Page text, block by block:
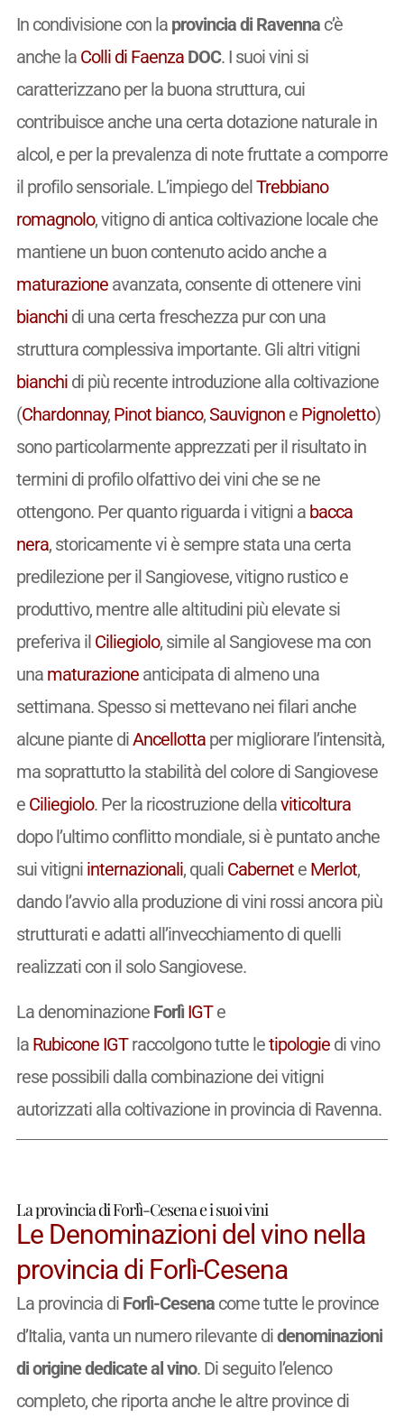
In condivisione con laprovincia di Ravennac’è
anche la Colli di FaenzaDOC. I suoi vini si
caratterizzano per la buona struttura, cui
contribuisce anche una certa dotazione naturale in
alcol, e per la prevalenza di note fruttate a comporre
il profilo sensoriale. L’impiego delTrebbiano
romagnolo, vitigno di antica coltivazione locale che
mantiene un buon contenuto acido anche a
maturazioneavanzata, consente di ottenere vini
bianchidi una certa freschezza pur con una
struttura complessiva importante. Gli altri vitigni
bianchidi più recente introduzione alla coltivazione
(Chardonnay, Pinot bianco,Sauvignone Pignoletto)
sono particolarmente apprezzati per il risultato in
termini di profilo olfattivo dei vini che se ne
ottengono. Per quanto riguarda i vitigni a bacca
nera, storicamente vi è sempre stata una certa
predilezione per il Sangiovese, vitigno rustico e
produttivo, mentre alle altitudini più elevate si
preferiva il Ciliegiolo, simile al Sangiovese ma con
una maturazioneanticipata di almeno una
settimana. Spesso si mettevano nei filari anche
alcune piante diAncellottaper migliorare l’intensità,
ma soprattutto la stabilità del colore di Sangiovese
e Ciliegiolo. Per la ricostruzione dellaviticoltura
dopo l’ultimo conflitto mondiale, si è puntato anche
sui vitigni internazionali, quali Cabernete Merlot,
dando l’avvio alla produzione di vini rossi ancora più
strutturati e adatti all’invecchiamento di quelli
realizzati con il solo Sangiovese.
La denominazione Forlì IGTe
la Rubicone IGTraccolgono tutte letipologiedi vino
rese possibili dalla combinazione dei vitigni
autorizzati alla coltivazione in provincia di Ravenna.
La provincia di Forlì-Cesena e i suoi vini
Le Denominazioni del vino nella
provincia di Forlì-Cesena
La provincia di Forlì-Cesenacome tutte le province
d’Italia, vanta un numero rilevante didenominazioni
di origine dedicate al vino. Di seguito l’elenco
completo, che riporta anche le altre province di